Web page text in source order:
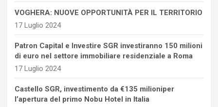
VOGHERA: NUOVE OPPORTUNITÀ PER IL TERRITORIO
17 Luglio 2024
Patron Capital e Investire SGR investiranno 150 milioni
di euro nel settore immobiliare residenziale a Roma
17 Luglio 2024
Castello SGR, investimento da €135 milioniper
l’apertura del primo Nobu Hotel in Italia